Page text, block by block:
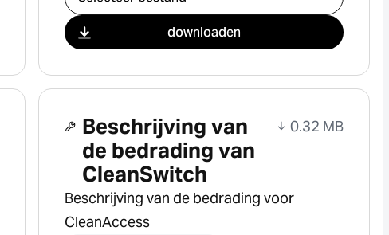
downloaden
Beschrijving van
de bedrading van
CleanSwitch
0.32 MB
Beschrijving van de bedrading voor
CleanAccess